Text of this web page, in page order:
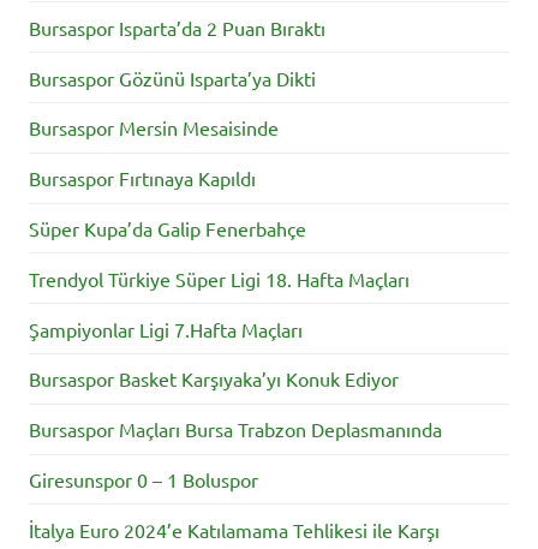
Bursaspor Isparta’da 2 Puan Bıraktı
Bursaspor Gözünü Isparta’ya Dikti
Bursaspor Mersin Mesaisinde
Bursaspor Fırtınaya Kapıldı
Süper Kupa’da Galip Fenerbahçe
Trendyol Türkiye Süper Ligi 18. Hafta Maçları
Şampiyonlar Ligi 7.Hafta Maçları
Bursaspor Basket Karşıyaka’yı Konuk Ediyor
Bursaspor Maçları Bursa Trabzon Deplasmanında
Giresunspor 0 – 1 Boluspor
İtalya Euro 2024’e Katılamama Tehlikesi ile Karşı